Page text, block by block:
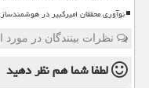
نوآوری محققان امیرکبیر در
نظرات بینندگان در
لطفا شما همنظر دهید